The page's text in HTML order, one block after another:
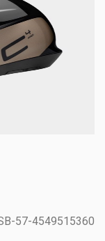
4549515360-SB-57